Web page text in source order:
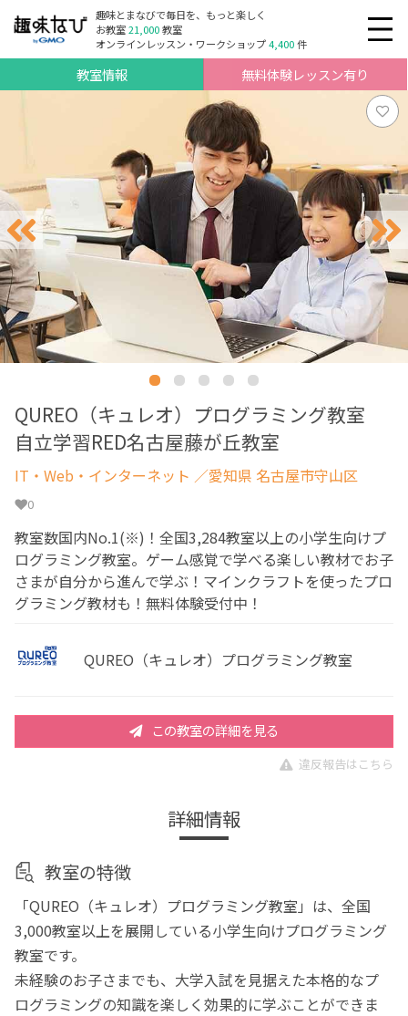
趣味とまなびで毎日を、もっと楽しく
お教室21,000教室
オンラインレッスン・ワークショップ4,400件
教室情報 無料体験レッスン有り
QUREO（キュレオ）プログラミング教室
自立学習RED名古屋藤が丘教室
IT・Web・インターネット ／愛知県 名古屋市守山区
0
教室数国内No.1(※)！全国3,284教室以上の小学生向けプ
ログラミング教室。ゲーム感覚で学べる楽しい教材でお子
さまが自分から進んで学ぶ！マインクラフトを使ったプロ
グラミング教材も！無料体験受付中！
QUREO（キュレオ）プログラミング教室
この教室の詳細を見る
違反報告はこちら
詳細情報
教室の特徴
「QUREO（キュレオ）プログラミング教室」は、全国
3,000教室以上を展開している小学生向けプログラミング
教室です。
未経験のお子さまでも、大学入試を見据えた本格的なプ
ログラミングの知識を楽しく効果的に学ぶことができま